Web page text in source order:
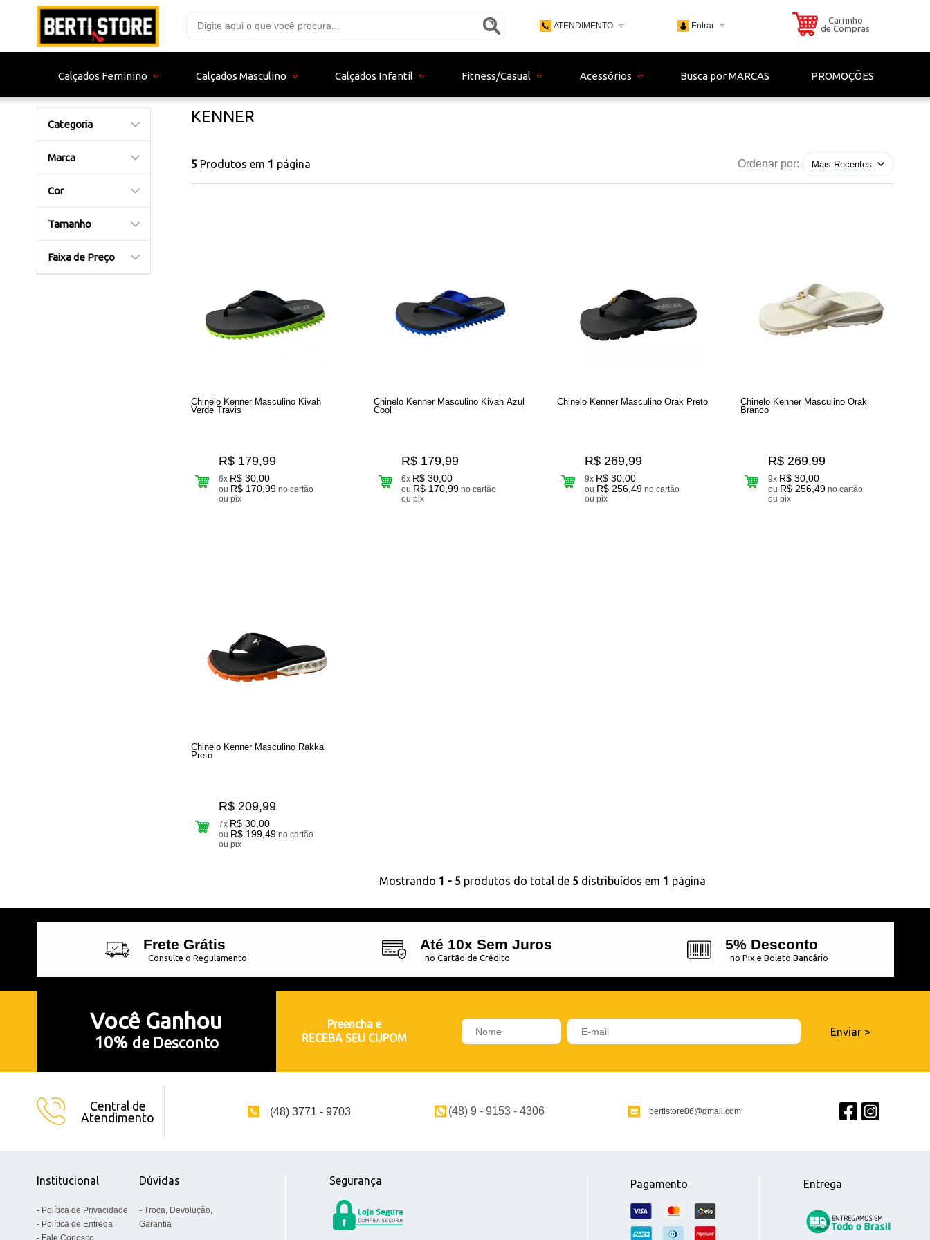
ATENDIMENTO
(48) 9 - 9153 - 4306
Entrar
Carrinho
de Compras
Calçados Feminino Calçados Masculino Calçados Infantil Fitness/Casual Acessórios Busca por MARCAS PROMOÇÕES
Categoria
Marca
Cor
Tamanho
Faixa de Preço
KENNER
5 Produtos em 1 página Ordenar por:
Chinelo Kenner Masculino Kivah
Verde Travis
R$ 179,99
6x R$ 30,00
ou R$ 170,99 no cartão
ou pix
Chinelo Kenner Masculino Kivah Azul
Cool
R$ 179,99
6x R$ 30,00
ou R$ 170,99 no cartão
ou pix
Chinelo Kenner Masculino Orak Preto
R$ 269,99
9x R$ 30,00
ou R$ 256,49 no cartão
ou pix
Chinelo Kenner Masculino Orak
Branco
R$ 269,99
9x R$ 30,00
ou R$ 256,49 no cartão
ou pix
Chinelo Kenner Masculino Rakka
Preto
R$ 209,99
7x R$ 30,00
ou R$ 199,49 no cartão
ou pix
Mostrando 1 - 5 produtos do total de 5distribuídos em 1 página
Frete Grátis
Consulte o Regulamento
Até 10x Sem Juros
no Cartão de Crédito
5% Desconto
no Pix e Boleto Bancário
Você Ganhou
10% de Desconto
Preencha e
RECEBA SEU CUPOM
Central de
Atendimento
(48) 3771 - 9703 (48) 9 - 9153 - 4306 bertistore06@gmail.com
Institucional
Política de Privacidade
Política de Entrega
Fale Conosco
Dúvidas
Troca, Devolução,
Garantia
Segurança Pagamento Entrega